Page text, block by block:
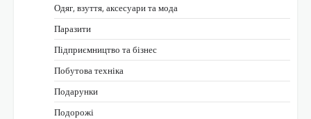
Одяг, взуття, аксесуари та мода
Паразити
Підприємництво та бізнес
Побутова техніка
Подарунки
Подорожі